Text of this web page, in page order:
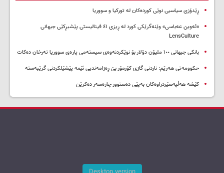
ڕێدۆزی سیاسیی نوێی کوردەکان لە تورکیا و سووریا
«ئەوین عەباسی» وێنەگرێکی کورد لە ڕیزی ٤١ فینالیستی پێشبڕکێی جیهانی
LensCulture
بانکی جیهانی ١٠٠ ملیۆن دۆلار بۆ نوێکردنەوەی سیستەمی پارەی سووریا تەرخان دەکات
حکوومەتی هەرێم: ناردنی گازی کۆرمۆر بێ ڕەزامەندیی ئێمە پێشێلکردنی گرێبەستە
کێشە هەڵپەسێردراوەکان بەپێی دەستوور چارەسەر دەکرێن